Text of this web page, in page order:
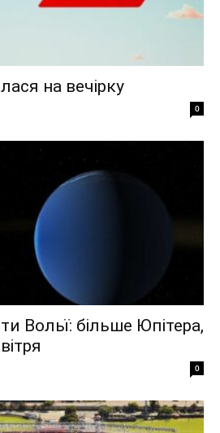
на вечірку
0
Вольї: більше Юпітера,
0